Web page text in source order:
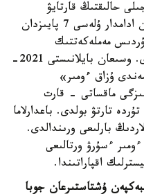
قازاقستان 2017-جىلى حالىقتىڭ قارتايۋ
دەڭگەيى بويىنشا 65 جاستان اسقان ادامدار ۇلەسى 7 پايىزدان
مەملەكەتتىك
ساياساتتىڭ جاڭا باعىتىن ايقىندادى. وسىعان بايلانىستى 2021-
ۇزاق ءومىر»
ماقساتى - قارت
تارتۋ بولدى. باعدارلاما
بارلىعى ورىندالدى.
ۇزاق ءومىر ءسۇرۋ ورتالىعى
اقپاراتىندا.
ۇشتاستىرعان جوبا